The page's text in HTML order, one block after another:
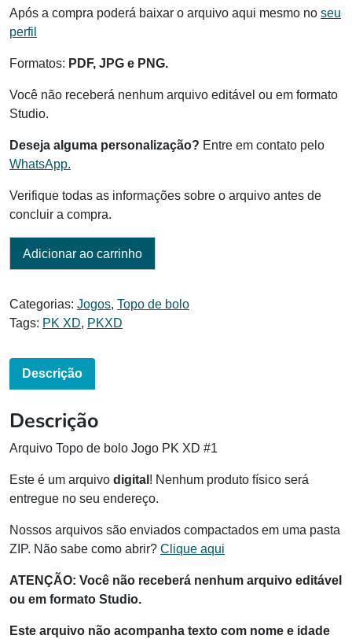
Após a compra poderá baixar o arquivo aqui mesmo no seu
perfil
Formatos: PDF, JPG e PNG.
Você não receberá nenhum arquivo editável ou em formato
Studio.
Deseja alguma personalização? Entre em contato pelo
WhatsApp.
Verifique todas as informações sobre o arquivo antes de
concluir a compra.
Adicionar ao carrinho
Categorias: Jogos, Topo de bolo
Tags: PK XD, PKXD
Descrição
Descrição
Arquivo Topo de bolo Jogo PK XD #1
Este é um arquivo digital ! Nenhum produto físico será
entregue no seu endereço.
Nossos arquivos são enviados compactados em uma pasta
ZIP. Não sabe como abrir? Clique aqui
ATENÇÃO: Você não receberá nenhum arquivo editável
ou em formato Studio.
Este arquivo não acompanha texto com nome e idade